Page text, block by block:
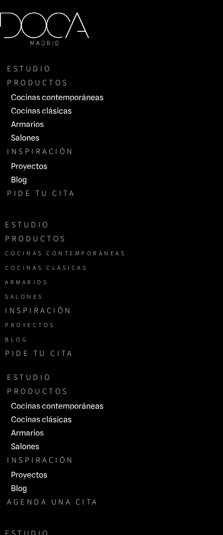
Saltar
al
ESTUDIO
PRODUCTOS
Cocinas contemporáneas
Cocinas clásicas
Armarios
Salones
INSPIRACIÓN
Proyectos
Blog
PIDE TU CITA
ESTUDIO
PRODUCTOS
COCINAS CONTEMPORÁNEAS
COCINAS CLÁSICAS
ARMARIOS
SALONES
INSPIRACIÓN
PROYECTOS
BLOG
PIDE TU CITA
ESTUDIO
PRODUCTOS
Cocinas contemporáneas
Cocinas clásicas
Armarios
Salones
INSPIRACIÓN
Proyectos
Blog
AGENDA UNA CITA